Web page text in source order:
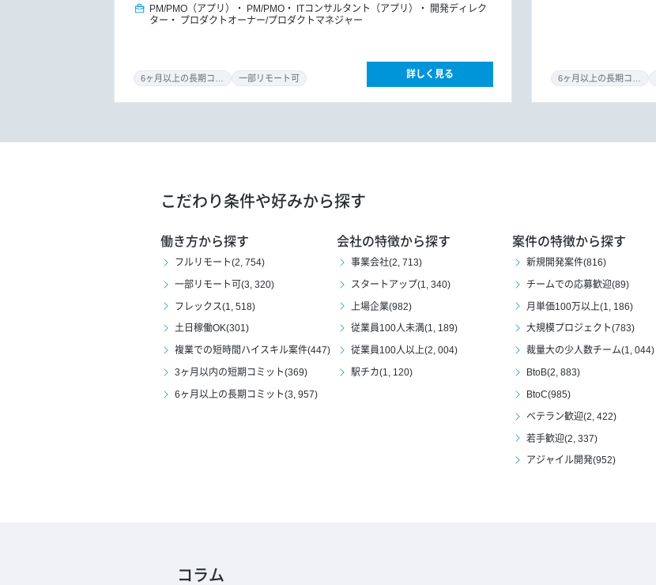
PM/PMO（アプリ）
PM/PMO ITコンサルタント（アプリ）
開発ディレク
ター
プロダクトオーナー/プロダクトマネジャー
一部リモート可 詳しく見る
こだわり条件や好みから探す
働き方から探す
フルリモート(2, 754)
一部リモート可(3, 320)
フレックス(1, 518)
土日稼働OK(301)
複業での短時間ハイスキル案件(447)
3ヶ月以内の短期コミット(369)
6ヶ月以上の長期コミット(3, 957)
会社の特徴から探す
事業会社(2, 713)
スタートアップ(1, 340)
上場企業(982)
従業員100人未満(1, 189)
従業員100人以上(2, 004)
駅チカ(1, 120)
案件の特徴から探す
新規開発案件(816)
チームでの応募歓迎(89)
月単価100万以上(1, 186)
大規模プロジェクト(783)
裁量大の少人数チーム(1, 044)
BtoB(2, 883)
BtoC(985)
ベテラン歓迎(2, 422)
若手歓迎(2, 337)
アジャイル開発(952)
コラム